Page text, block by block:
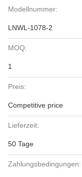
Modellnummer:
LNWL-1078-2
MOQ:
1
Preis:
Competitive price
Lieferzeit:
50 Tage
Zahlungsbedingungen: